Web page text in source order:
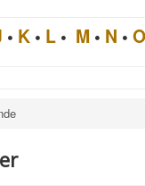
• K • L • M • N • O